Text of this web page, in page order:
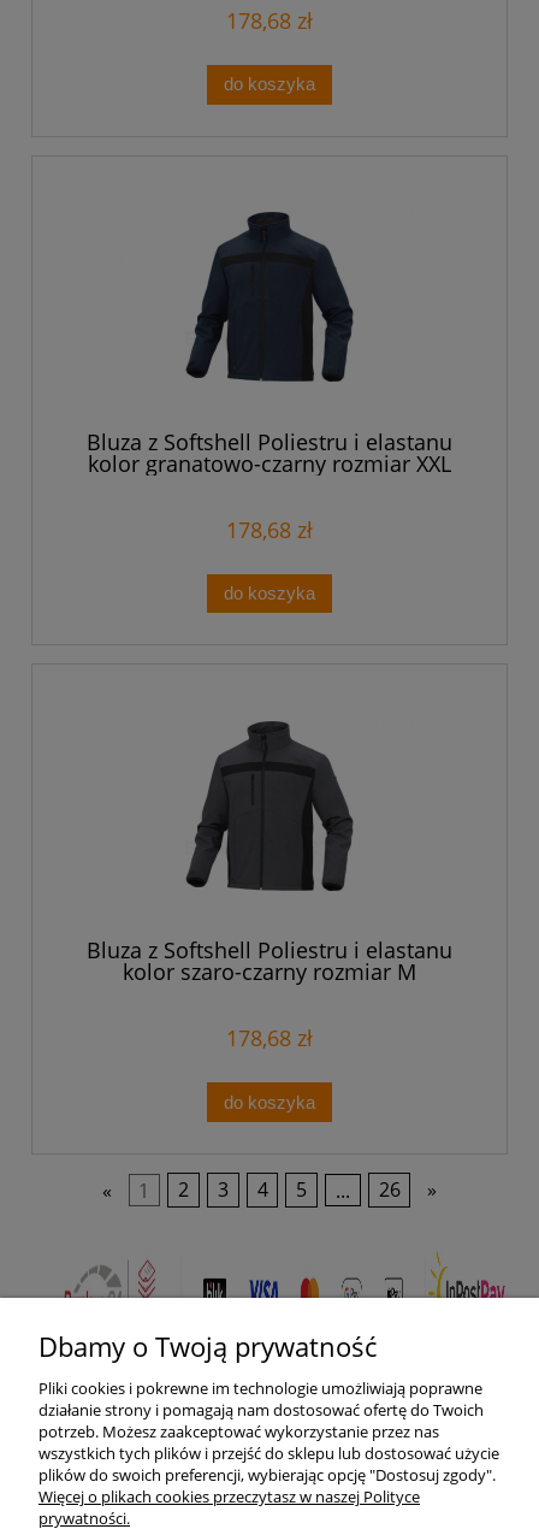
178,68 zł
do koszyka
Bluza z Softshell Poliestru i elastanu
kolor granatowo-czarny rozmiar XXL
LULE2BMXX
178,68 zł
do koszyka
Bluza z Softshell Poliestru i elastanu
kolor szaro-czarny rozmiar M
LULE2GRTM
178,68 zł
do koszyka
« 1 2 3 4 5 ... 26 »
Pomoc
Moje konto
Dbamy o Twoją prywatność
Pliki cookies i pokrewne im technologie umożliwiają poprawne
działanie strony i pomagają nam dostosować ofertę do Twoich
potrzeb. Możesz zaakceptować wykorzystanie przez nas
wszystkich tych plików i przejść do sklepu lub dostosować użycie
plików do swoich preferencji, wybierając opcję "Dostosuj zgody".
Więcej o plikach cookies przeczytasz w naszej Polityce
prywatności.